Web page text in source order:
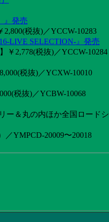
』発売
税抜)／YCCW-10283
LIVE SELECTION-』発売
￥2,778(税抜)／YCCW-10284
税抜)／YCXW-10010
税抜)／YCBW-10068
ー＆丸の内ほか全国ロード
YMPCD-20009〜20018